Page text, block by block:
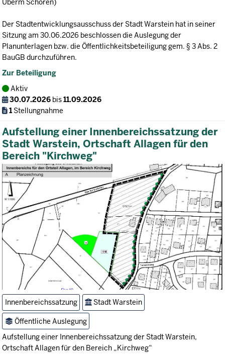
Überm Schoren)
Der Stadtentwicklungsausschuss der Stadt Warstein hat in seiner
Sitzung am 30.06.2026 beschlossen die Auslegung der
Planunterlagen bzw. die Öffentlichkeitsbeteiligung gem. § 3 Abs. 2
BauGB durchzuführen.
Zur Beteiligung
Aktiv
30.07.2026 bis11.09.2026
1Stellungnahme
Aufstellung einer Innenbereichssatzung der
Stadt Warstein, Ortschaft Allagen für den
Bereich "Kirchweg"
Innenbereichssatzung Stadt Warstein
Öffentliche Auslegung
Aufstellung einer Innenbereichssatzung der Stadt Warstein,
Ortschaft Allagen für den Bereich „Kirchweg“